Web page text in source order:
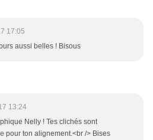
17:05
aussi belles ! Bisous
13:24
Nelly ! Tes clichés sont
pour ton alignement.<br /> Bises